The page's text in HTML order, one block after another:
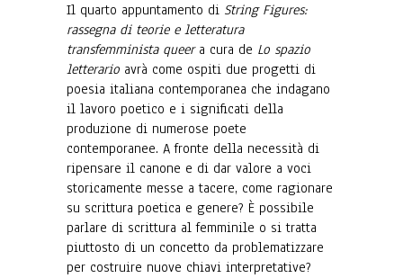
Il quarto appuntamento di String Figures:
rassegna di teorie e letteratura
transfemminista queera cura de Lo spazio
letterario avrà come ospiti due progetti di
poesia italiana contemporanea che indagano
il lavoro poetico e i significati della
produzione di numerose poete
contemporanee. A fronte della necessità di
ripensare il canone e di dar valore a voci
storicamente messe a tacere, come ragionare
su scrittura poetica e genere? È possibile
parlare di scrittura al femminile o si tratta
piuttosto di un concetto da problematizzare
per costruire nuove chiavi interpretative?